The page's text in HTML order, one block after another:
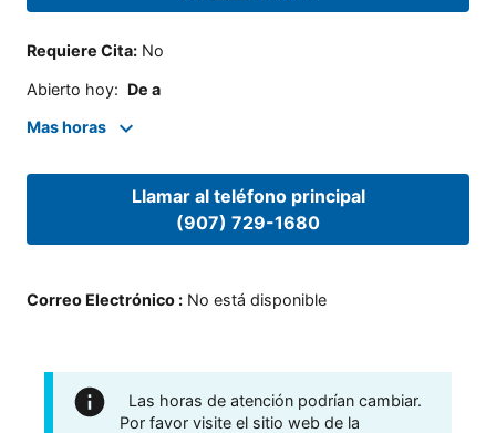
Requiere Cita: No
Abierto hoy: De a
Mas horas
Llamar al teléfono principal
(907) 729-1680
Correo Electrónico : No está disponible
Las horas de atención podrían cambiar.
Por favor visite el sitio web de la